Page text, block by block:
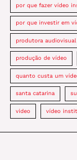
por que fazer vídeo
por que investir em
produtora audiovisual
produção de vídeo
quanto custa um
santa catarina
video vídeo